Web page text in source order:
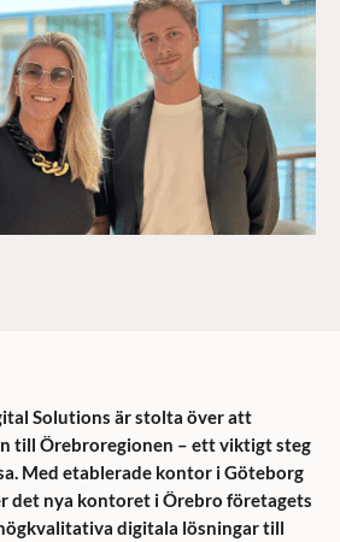
Solutions är stolta över att
till Örebroregionen – ett viktigt steg
Med etablerade kontor i Göteborg
det nya kontoret i Örebro företagets
digitala lösningar till